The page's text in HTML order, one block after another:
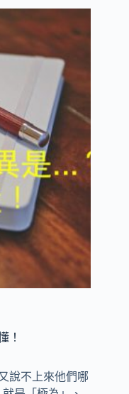
！
說不上來他們哪